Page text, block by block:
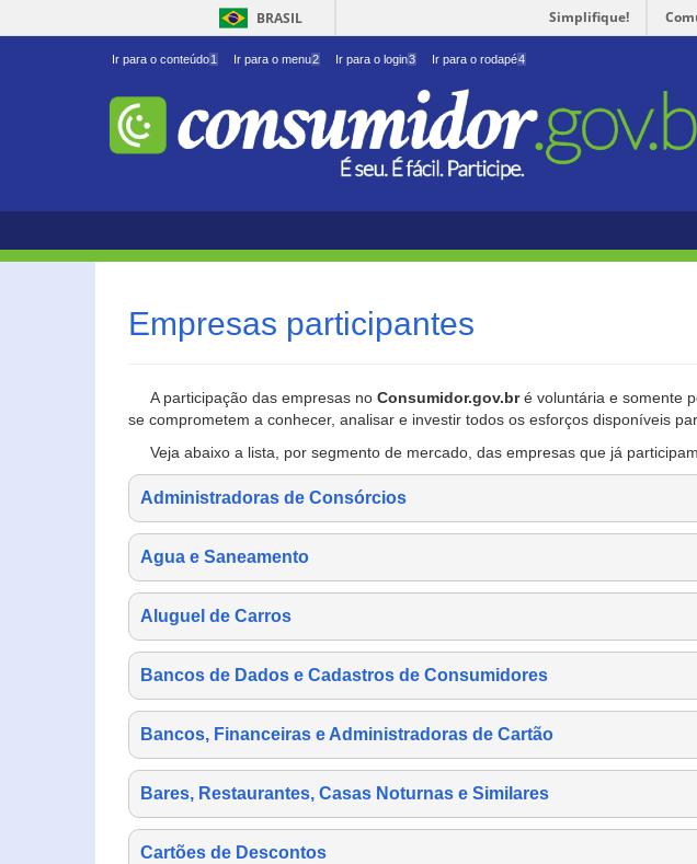
BRASIL Simplifique!
Ir para o conteúdo1 Ir para o menu2 Ir para o login3 Ir para o rodapé4
Empresas participantes
A participação das empresas no Consumidor.gov.bré voluntária e somente
se comprometem a conhecer, analisar e investir todos os esforços disponíveis
Veja abaixo a lista, por segmento de mercado, das empresas que já
Administradoras de Consórcios
Agua e Saneamento
Aluguel de Carros
Bancos de Dados e Cadastros de Consumidores
Bancos, Financeiras e Administradoras de Cartão
Bares, Restaurantes, Casas Noturnas e Similares
Cartões de Descontos